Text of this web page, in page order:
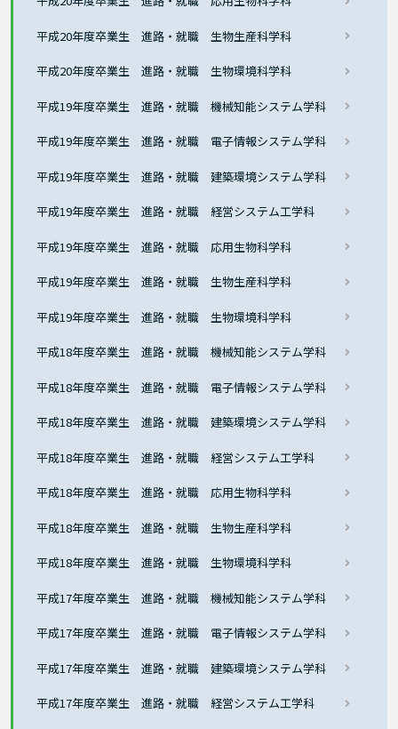
平成20年度卒業生 進路・就職 生物生産科学科
平成20年度卒業生 進路・就職 生物環境科学科
平成19年度卒業生 進路・就職 機械知能システム学科
平成19年度卒業生 進路・就職 電子情報システム学科
平成19年度卒業生 進路・就職 建築環境システム学科
平成19年度卒業生 進路・就職 経営システム工学科
平成19年度卒業生 進路・就職 応用生物科学科
平成19年度卒業生 進路・就職 生物生産科学科
平成19年度卒業生 進路・就職 生物環境科学科
平成18年度卒業生 進路・就職 機械知能システム学科
平成18年度卒業生 進路・就職 電子情報システム学科
平成18年度卒業生 進路・就職 建築環境システム学科
平成18年度卒業生 進路・就職 経営システム工学科
平成18年度卒業生 進路・就職 応用生物科学科
平成18年度卒業生 進路・就職 生物生産科学科
平成18年度卒業生 進路・就職 生物環境科学科
平成17年度卒業生 進路・就職 機械知能システム学科
平成17年度卒業生 進路・就職 電子情報システム学科
平成17年度卒業生 進路・就職 建築環境システム学科
平成17年度卒業生 進路・就職 経営システム工学科